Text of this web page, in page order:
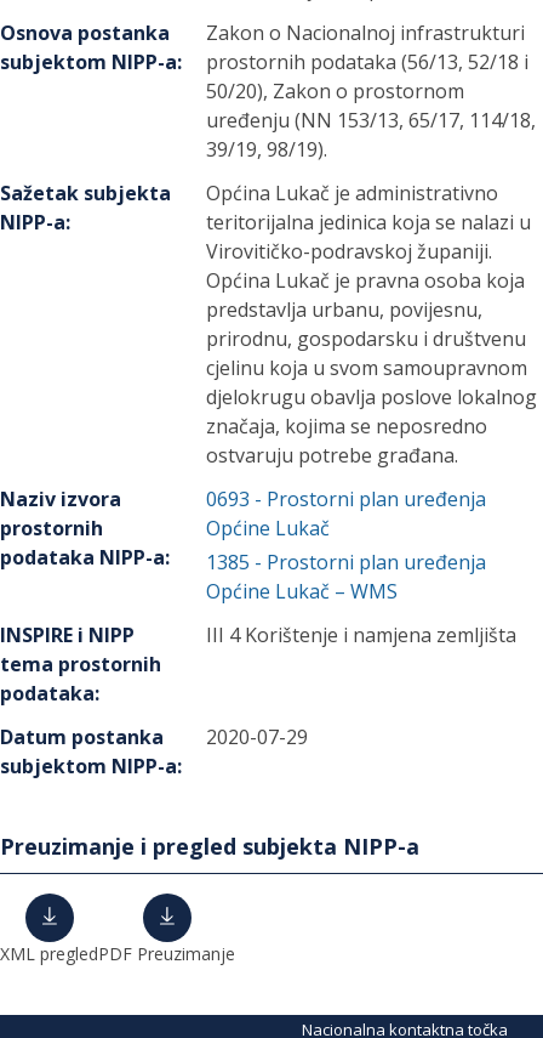
Osnova postanka
subjektom NIPP-a:
Zakon o Nacionalnoj infrastrukturi
prostornih podataka (56/13, 52/18 i
50/20), Zakon o prostornom
uređenju (NN 153/13, 65/17, 114/18,
39/19, 98/19).
Sažetak subjekta
NIPP-a:
Općina Lukač je administrativno
teritorijalna jedinica koja se nalazi u
Virovitičko-podravskoj županiji.
Općina Lukač je pravna osoba koja
predstavlja urbanu, povijesnu,
prirodnu, gospodarsku i društvenu
cjelinu koja u svom samoupravnom
djelokrugu obavlja poslove lokalnog
značaja, kojima se neposredno
ostvaruju potrebe građana.
Naziv izvora
prostornih
podataka NIPP-a:
0693 - Prostorni plan uređenja
Općine Lukač
1385 - Prostorni plan uređenja
Općine Lukač – WMS
INSPIRE i NIPP
tema prostornih
podataka:
III 4 Korištenje i namjena zemljišta
Datum postanka
subjektom NIPP-a:
2020-07-29
Preuzimanje i pregled subjekta NIPP-a
XML pregledPDF Preuzimanje
Nacionalna kontaktna točka